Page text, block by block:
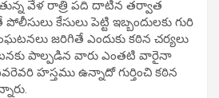
వేళ రాత్రి పది దాటిన తర్వాత
కేసులు పెట్టి ఇబ్బందులకు గురి
జరిగితే ఎందుకు కఠిన చర్యలు
పాల్పడిన వారు ఎంతటి వారైనా
హస్తము ఉన్నాదో గుర్తించి కఠిన